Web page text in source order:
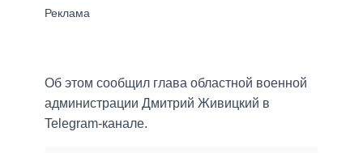
Об этом сообщил глава областной военной
администрации Дмитрий Живицкий в
Telegram-канале.